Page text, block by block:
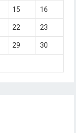
15 16
22 23
29 30